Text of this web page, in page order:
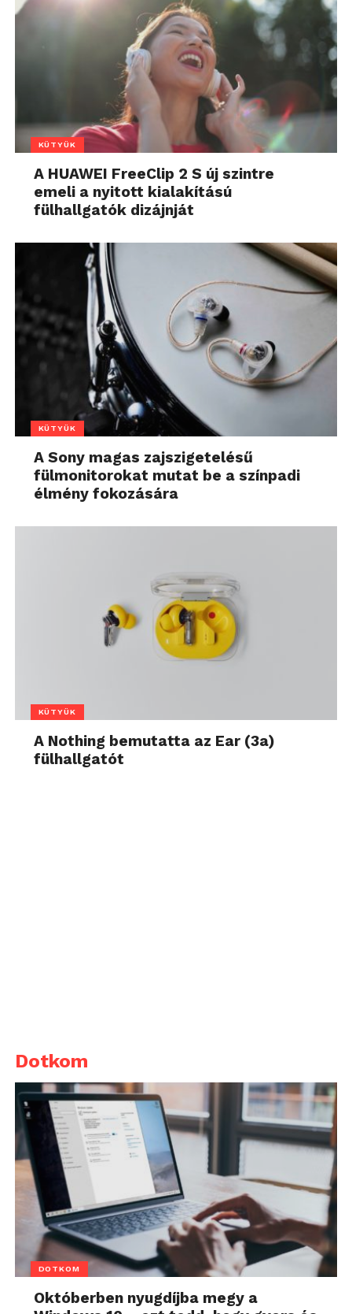
KÜTYÜK
A HUAWEI FreeClip 2 S új szintre
emeli a nyitott kialakítású
fülhallgatók dizájnját
KÜTYÜK
A Sony magas zajszigetelésű
fülmonitorokat mutat be a színpadi
élmény fokozására
KÜTYÜK
A Nothing bemutatta az Ear (3a)
fülhallgatót
Dotkom
DOTKOM
Októberben nyugdíjba megy a